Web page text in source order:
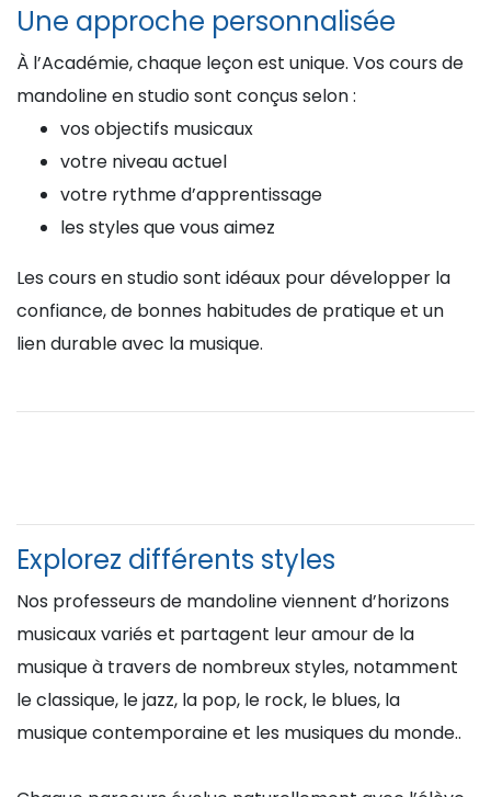
Une approche personnalisée
À l’Académie, chaque leçon est unique. Vos cours de
mandoline en studio sont conçus selon :
vos objectifs musicaux
votre niveau actuel
votre rythme d’apprentissage
les styles que vous aimez
Les cours en studio sont idéaux pour développer la
confiance, de bonnes habitudes de pratique et un
lien durable avec la musique.
Explorez différents styles
Nos professeurs de mandoline viennent d’horizons
musicaux variés et partagent leur amour de la
musique à travers de nombreux styles, notamment
le classique, le jazz, la pop, le rock, le blues, la
musique contemporaine et les musiques du monde..